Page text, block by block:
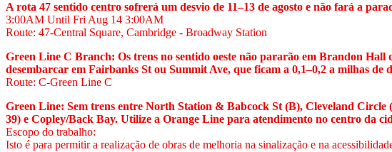
A rota 47 sentido centro sofrerá um desvio de 11–13 de agosto e não fará a
3:00AM Until Fri Aug 14 3:00AM
Route: 47-Central Square, Cambridge - Broadway Station
Green Line C Branch: Os trens no sentido oeste não pararão em Brandon Hall
desembarcar em Fairbanks St ou Summit Ave, que ficam a 0,1–0,2 a milhas de
Route: C-Green Line C
Green Line: Sem trens entre North Station & Babcock St (B), Cleveland
39) e Copley/Back Bay. Utilize a Orange Line para atendimento no centro da
Escopo do trabalho:
Isto é para permitir a realização de obras de melhoria na sinalização e na